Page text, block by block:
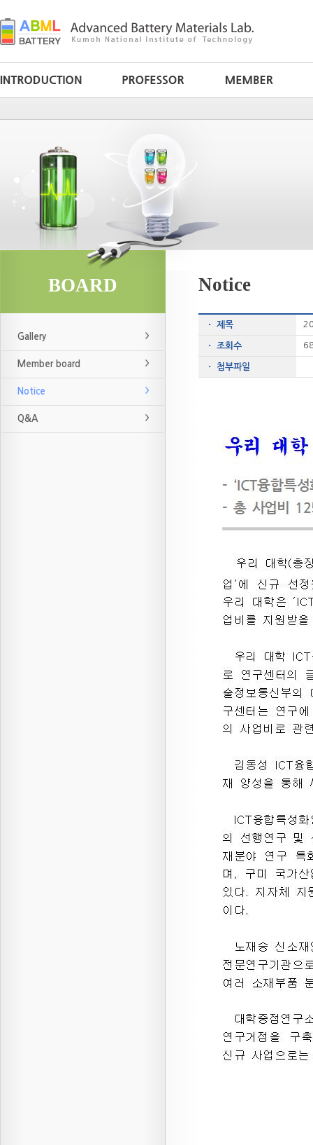
BOARD
Gallery
Member board
Notice
Q&A
Notice
ㆍ 제목
ㆍ 조회수
ㆍ 첨부파일